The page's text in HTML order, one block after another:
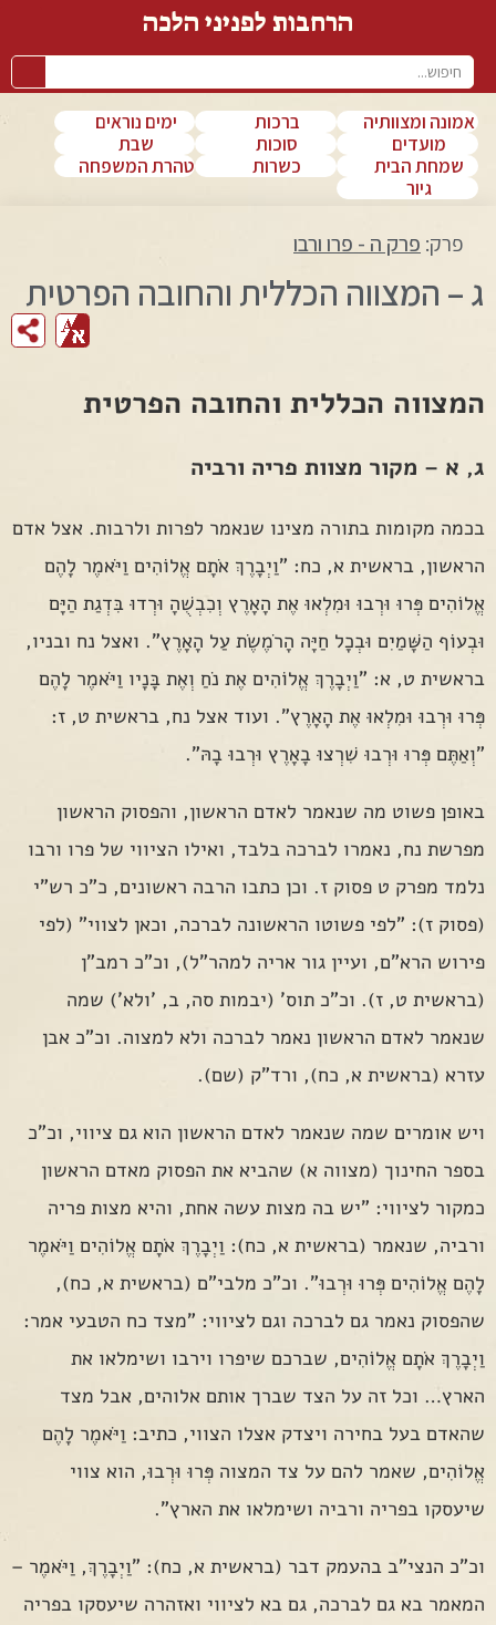
הרחבות לפניני הלכה
אמונה ומצוותיה ברכות
ימים נוראים
מועדים
סוכות
שבת
שמחת הבית
כשרות
טהרת המשפחה
גיור
פרק: פרק ה - פרו ורבו
ג – המצווה הכללית והחובה הפרטית
המצווה הכללית והחובה הפרטית
ג, א – מקור מצוות פריה ורביה
בכמה מקומות בתורה מצינו שנאמר לפרות ולרבות. אצל אדם
הראשון, בראשית א, כח: "וַיְבָרֶךְ אֹתָם אֱלוֹהִים וַיֹּאמֶר לָהֶם
אֱלוֹהִים פְּרוּ וּרְבוּ וּמִלְאוּ אֶת הָאָרֶץ וְכִבְשֻׁהָ וּרְדוּ בִּדְגַת הַיָּם
וּבְעוֹף הַשָּׁמַיִם וּבְכָל חַיָּה הָרֹמֶשֶׂת עַל הָאָרֶץ". ואצל נח ובניו,
בראשית ט, א: "וַיְבָרֶךְ אֱלוֹהִים אֶת נֹחַ וְאֶת בָּנָיו וַיֹּאמֶר לָהֶם
פְּרוּ וּרְבוּ וּמִלְאוּ אֶת הָאָרֶץ". ועוד אצל נח, בראשית ט, ז:
"וְאַתֶּם פְּרוּ וּרְבוּ שִׁרְצוּ בָאָרֶץ וּרְבוּ בָהּ".
באופן פשוט מה שנאמר לאדם הראשון, והפסוק הראשון
מפרשת נח, נאמרו לברכה בלבד, ואילו הציווי של פרו ורבו
נלמד מפרק ט פסוק ז. וכן כתבו הרבה ראשונים, כ"כ רש"י
(פסוק ז): "לפי פשוטו הראשונה לברכה, וכאן לצווי" (לפי
פירוש הרא"ם, ועיין גור אריה למהר"ל), וכ"כ רמב"ן
(בראשית ט, ז). וכ"כ תוס' (יבמות סה, ב, 'ולא') שמה
שנאמר לאדם הראשון נאמר לברכה ולא למצוה. וכ"כ אבן
עזרא (בראשית א, כח), ורד"ק (שם).
ויש אומרים שמה שנאמר לאדם הראשון הוא גם ציווי, וכ"כ
בספר החינוך (מצווה א) שהביא את הפסוק מאדם הראשון
כמקור לציווי: "יש בה מצות עשה אחת, והיא מצות פריה
ורביה, שנאמר (בראשית א, כח): וַיְבָרֶךְ אֹתָם אֱלוֹהִים וַיֹּאמֶר
לָהֶם אֱלוֹהִים פְּרוּ וּרְבוּ". וכ"כ מלבי"ם (בראשית א, כח),
שהפסוק נאמר גם לברכה וגם לציווי: "מצד כח הטבעי אמר:
וַיְבָרֶךְ אֹתָם אֱלוֹהִים, שברכם שיפרו וירבו ושימלאו את
הארץ… וכל זה על הצד שברך אותם אלוהים, אבל מצד
שהאדם בעל בחירה ויצדק אצלו הצווי, כתיב: וַיֹּאמֶר לָהֶם
אֱלוֹהִים, שאמר להם על צד המצוה פְּרוּ וּרְבוּ, הוא צווי
שיעסקו בפריה ורביה ושימלאו את הארץ".
וכ"כ הנצי"ב בהעמק דבר (בראשית א, כח): "וַיְבָרֶךְ, וַיֹּאמֶר –
המאמר בא גם לברכה, גם בא לציווי ואזהרה שיעסקו בפריה